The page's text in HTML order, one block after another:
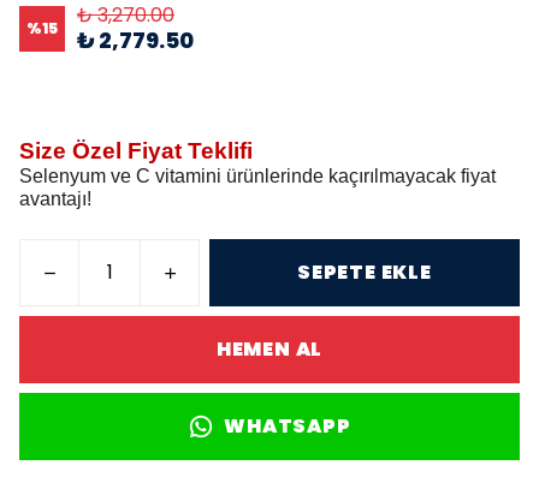
%15 ₺ 3,270.00
₺ 2,779.50
Size Özel Fiyat Teklifi
Selenyum ve C vitamini ürünlerinde kaçırılmayacak fiyat
avantajı!
SEPETE EKLE
HEMEN AL
WHATSAPP